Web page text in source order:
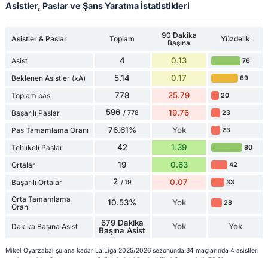
Asistler, Paslar ve Şans Yaratma İstatistikleri
Asistler & Paslar Toplam
90 Dakika
Başına
Yüzdelik
Asist 4 0.13 76
Beklenen Asistler (xA) 5.14 0.17 69
Toplam pas 778 25.79 20
Başarılı Paslar 596 / 778 19.76 23
Pas Tamamlama Oranı 76.61% Yok 23
Tehlikeli Paslar 42 1.39 80
Ortalar 19 0.63 42
Başarılı Ortalar 2 / 19 0.07 33
Orta Tamamlama
Oranı
10.53% Yok 28
Dakika Başına Asist
679 Dakika
Başına Asist
Yok Yok
Mikel Oyarzabal şu ana kadar La Liga 2025/2026 sezonunda 34 maçlarında 4 asistleri